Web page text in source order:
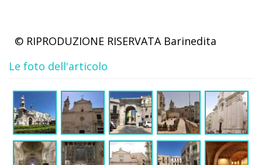
© RIPRODUZIONE RISERVATA Barinedita
Le foto dell'articolo